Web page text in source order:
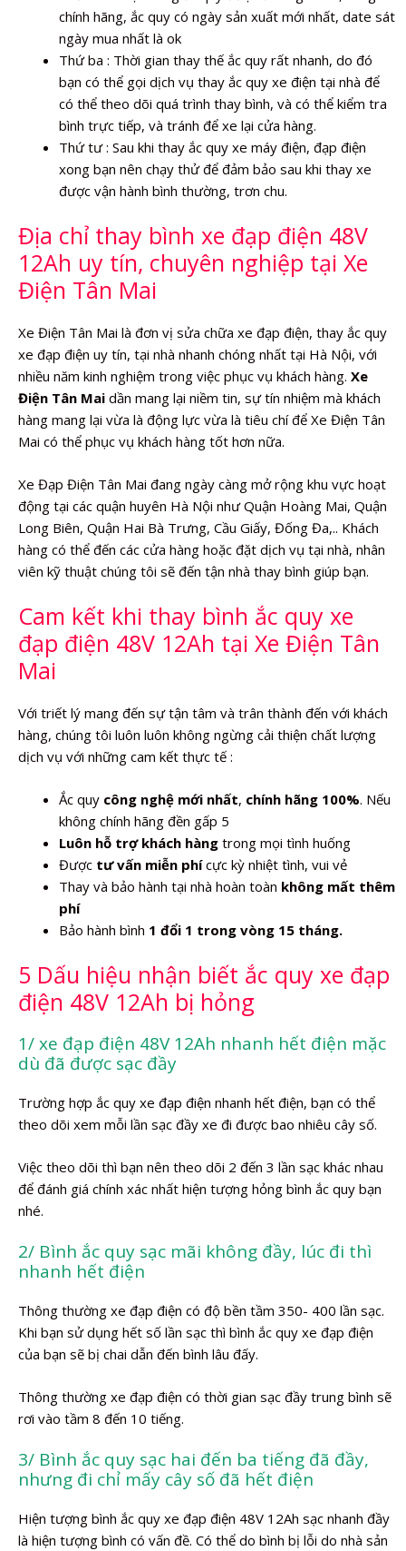
chính hãng, ắc quy có ngày sản xuất mới nhất, date sát
ngày mua nhất là ok
Thứ ba : Thời gian thay thế ắc quy rất nhanh, do đó
bạn có thể gọi dịch vụ thay ắc quy xe điện tại nhà để
có thể theo dõi quá trình thay bình, và có thể kiểm tra
bình trực tiếp, và tránh để xe lại cửa hàng.
Thứ tư : Sau khi thay ắc quy xe máy điện, đạp điện
xong bạn nên chạy thử để đảm bảo sau khi thay xe
được vận hành bình thường, trơn chu.
Địa chỉ thay bình xe đạp điện 48V
12Ah uy tín, chuyên nghiệp tại Xe
Điện Tân Mai
Xe Điện Tân Mai là đơn vị sửa chữa xe đạp điện, thay ắc quy
xe đạp điện uy tín, tại nhà nhanh chóng nhất tại Hà Nội, với
nhiều năm kinh nghiệm trong việc phục vụ khách hàng. Xe
Điện Tân Mai dần mang lại niềm tin, sự tín nhiệm mà khách
hàng mang lại vừa là động lực vừa là tiêu chí để Xe Điện Tân
Mai có thể phục vụ khách hàng tốt hơn nữa.
Xe Đạp Điện Tân Mai đang ngày càng mở rộng khu vực hoạt
động tại các quận huyên Hà Nội như Quận Hoàng Mai, Quận
Long Biên, Quận Hai Bà Trưng, Cầu Giấy, Đống Đa,.. Khách
hàng có thể đến các cửa hàng hoặc đặt dịch vụ tại nhà, nhân
viên kỹ thuật chúng tôi sẽ đến tận nhà thay bình giúp bạn.
Cam kết khi thay bình ắc quy xe
đạp điện 48V 12Ah tại Xe Điện Tân
Mai
Với triết lý mang đến sự tận tâm và trân thành đến với khách
hàng, chúng tôi luôn luôn không ngừng cải thiện chất lượng
dịch vụ với những cam kết thực tế :
Ắc quy công nghệ mới nhất, chính hãng 100%. Nếu
không chính hãng đền gấp 5
Luôn hỗ trợ khách hàng trong mọi tình huống
Được tư vấn miễn phícực kỳ nhiệt tình, vui vẻ
Thay và bảo hành tại nhà hoàn toàn không mất thêm
phí
Bảo hành bình 1 đổi 1 trong vòng 15 tháng.
5 Dấu hiệu nhận biết ắc quy xe đạp
điện 48V 12Ah bị hỏng
1/ xe đạp điện 48V 12Ah nhanh hết điện mặc
dù đã được sạc đầy
Trường hợp ắc quy xe đạp điện nhanh hết điện, bạn có thể
theo dõi xem mỗi lần sạc đầy xe đi được bao nhiêu cây số.
Việc theo dõi thì bạn nên theo dõi 2 đến 3 lần sạc khác nhau
để đánh giá chính xác nhất hiện tượng hỏng bình ắc quy bạn
nhé.
2/ Bình ắc quy sạc mãi không đầy, lúc đi thì
nhanh hết điện
Thông thường xe đạp điện có độ bền tầm 350- 400 lần sạc.
Khi bạn sử dụng hết số lần sạc thì bình ắc quy xe đạp điện
của bạn sẽ bị chai dẫn đến bình lâu đấy.
Thông thường xe đạp điện có thời gian sạc đầy trung bình sẽ
rơi vào tầm 8 đến 10 tiếng.
3/ Bình ắc quy sạc hai đến ba tiếng đã đầy,
nhưng đi chỉ mấy cây số đã hết điện
Hiện tượng bình ắc quy xe đạp điện 48V 12Ah sạc nhanh đầy
là hiện tượng bình có vấn đề. Có thể do bình bị lỗi do nhà sản